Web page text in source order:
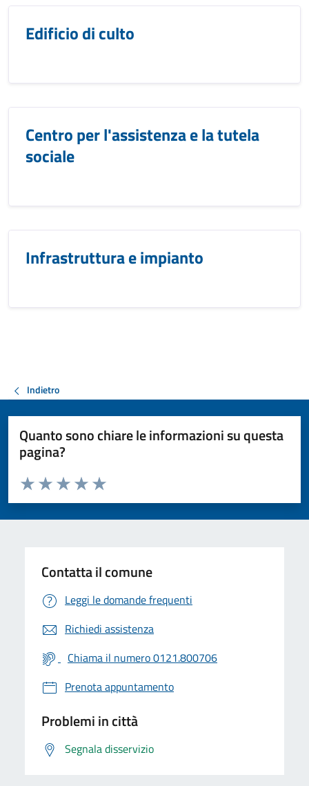
Edificio di culto
Centro per l'assistenza e la tutela
sociale
Infrastruttura e impianto
Indietro
Quanto sono chiare le informazioni su questa
pagina?
Valuta da 1 a 5 stelle la pagina
Valuta 5 stelle su 5
Valuta 4 stelle su 5
Valuta 3 stelle su 5
Valuta 2 stelle su 5
Valuta 1 stelle su 5
Contatta il comune
Leggi le domande frequenti
Richiedi assistenza
Chiama il numero 0121.800706
Prenota appuntamento
Problemi in città
Segnala disservizio